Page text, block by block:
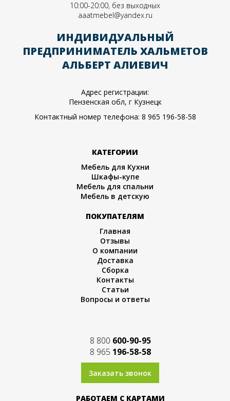
10:00-20:00, без выходных
aaatmebel@yandex.ru
ИНДИВИДУАЛЬНЫЙ
ПРЕДПРИНИМАТЕЛЬ ХАЛЬМЕТОВ
АЛЬБЕРТ АЛИЕВИЧ
Адрес регистрации:
Пензенская обл, г Кузнецк
Контактный номер телефона: 8 965 196-58-58
КАТЕГОРИИ
Мебель для Кухни
Шкафы-купе
Мебель для спальни
Мебель в детскую
ПОКУПАТЕЛЯМ
Главная
Отзывы
О компании
Доставка
Сборка
Контакты
Статьи
Вопросы и ответы
8 800 600-90-95
8 965 196-58-58
Заказать звонок
РАБОТАЕМ С КАРТАМИ